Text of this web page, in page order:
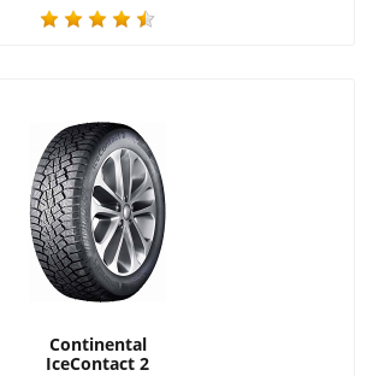
Continental
IceContact 2